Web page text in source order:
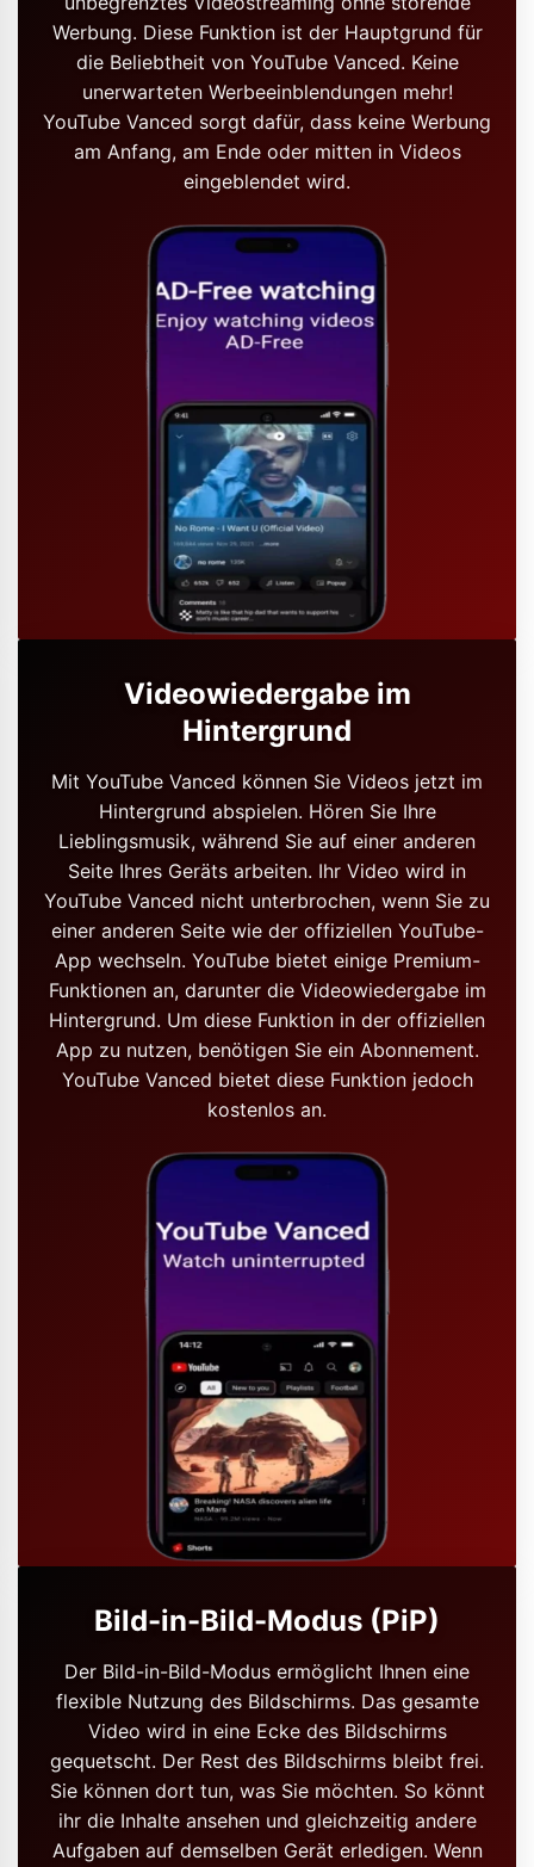
Werbung. Diese Funktion ist der Hauptgrund für
die Beliebtheit von YouTube Vanced. Keine
unerwarteten Werbeeinblendungen mehr!
YouTube Vanced sorgt dafür, dass keine Werbung
am Anfang, am Ende oder mitten in Videos
eingeblendet wird.
Videowiedergabe im
Hintergrund
Mit YouTube Vanced können Sie Videos jetzt im
Hintergrund abspielen. Hören Sie Ihre
Lieblingsmusik, während Sie auf einer anderen
Seite Ihres Geräts arbeiten. Ihr Video wird in
YouTube Vanced nicht unterbrochen, wenn Sie zu
einer anderen Seite wie der offiziellen YouTube-
App wechseln. YouTube bietet einige Premium-
Funktionen an, darunter die Videowiedergabe im
Hintergrund. Um diese Funktion in der offiziellen
App zu nutzen, benötigen Sie ein Abonnement.
YouTube Vanced bietet diese Funktion jedoch
kostenlos an.
Bild-in-Bild-Modus (PiP)
Der Bild-in-Bild-Modus ermöglicht Ihnen eine
flexible Nutzung des Bildschirms. Das gesamte
Video wird in eine Ecke des Bildschirms
gequetscht. Der Rest des Bildschirms bleibt frei.
Sie können dort tun, was Sie möchten. So könnt
ihr die Inhalte ansehen und gleichzeitig andere
Aufgaben auf demselben Gerät erledigen. Wenn